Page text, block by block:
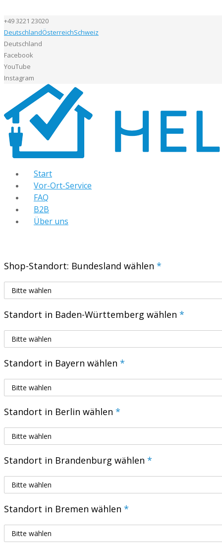
+49 3221 23020
DeutschlandÖsterreichSchweiz
Deutschland
Facebook
YouTube
Instagram
Start
Vor-Ort-Service
FAQ
B2B
Über uns
Shop-Standort: Bundesland wählen *
Standort in Baden-Württemberg wählen *
Standort in Bayern wählen *
Standort in Berlin wählen *
Standort in Brandenburg wählen *
Standort in Bremen wählen *